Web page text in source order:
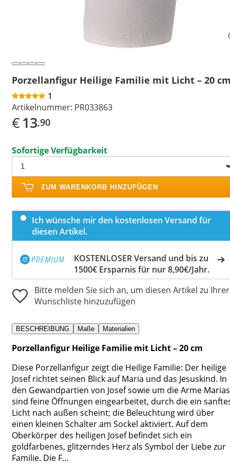
Porzellanfigur Heilige Familie mit Licht – 20
1
Artikelnummer: PR033863
€13,90
Sofortige Verfügbarkeit
ZUM WARENKORB HINZUFÜGEN
Ich wünsche mir den kostenlosen Versand für
diesen Artikel.
KOSTENLOSER Versand und bis zu
1500€ Ersparnis für nur 8,90€/Jahr.
Bitte melden Sie sich an, um diesen Artikel zu Ihrer
Wunschliste hinzuzufügen
BESCHREIBUNG Maße Materialien
Porzellanfigur Heilige Familie mit Licht – 20 cm
Diese Porzellanfigur zeigt die Heilige Familie: Der heilige
Josef richtet seinen Blick auf Maria und das Jesuskind. In
den Gewandpartien von Josef sowie um die Arme Marias
sind feine Öffnungen eingearbeitet, durch die ein
Licht nach außen scheint; die Beleuchtung wird über
einen kleinen Schalter am Sockel aktiviert. Auf dem
Oberkörper des heiligen Josef befindet sich ein
goldfarbenes, glitzerndes Herz als Symbol der Liebe zur
Familie. Die F...